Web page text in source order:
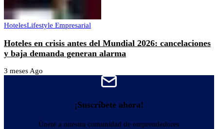
HotelesLifestyle Empresarial
Hoteles en crisis antes del Mundial 2026: cancelaciones
y baja demanda generan alarma
3 meses Ago
¡Suscríbete ahora!
Únete a nuestra comunidad de emprendedores